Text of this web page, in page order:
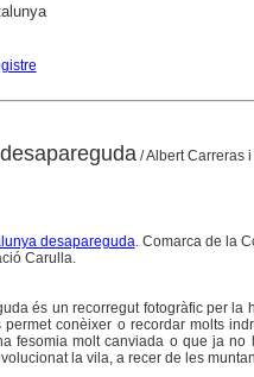
/ Albert Carreras
desapareguda . Comarca de la
Carulla.
és un recorregut fotogràfic per
conèixer o recordar molts
fesomia molt canviada o que ja
la vila, a recer de les